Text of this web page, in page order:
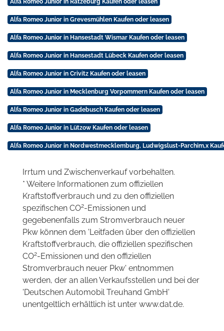
Alfa Romeo Junior in Ratzeburg Kaufen oder leasen
Alfa Romeo Junior in Grevesmühlen Kaufen oder leasen
Alfa Romeo Junior in Hansestadt Wismar Kaufen oder leasen
Alfa Romeo Junior in Hansestadt Lübeck Kaufen oder leasen
Alfa Romeo Junior in Crivitz Kaufen oder leasen
Alfa Romeo Junior in Mecklenburg Vorpommern Kaufen oder leasen
Alfa Romeo Junior in Gadebusch Kaufen oder leasen
Alfa Romeo Junior in Lützow Kaufen oder leasen
Alfa Romeo Junior in Nordwestmecklemburg, Ludwigslust-Parchim,x
Irrtum und Zwischenverkauf vorbehalten.
* Weitere Informationen zum offiziellen
Kraftstoffverbrauch und zu den offiziellen
spezifischen CO2-Emissionen und
gegebenenfalls zum Stromverbrauch neuer
Pkw können dem 'Leitfaden über den offiziellen
Kraftstoffverbrauch, die offiziellen spezifischen
CO2-Emissionen und den offiziellen
Stromverbrauch neuer Pkw' entnommen
werden, der an allen Verkaufsstellen und bei der
'Deutschen Automobil Treuhand GmbH'
unentgeltlich erhältlich ist unter www.dat.de.